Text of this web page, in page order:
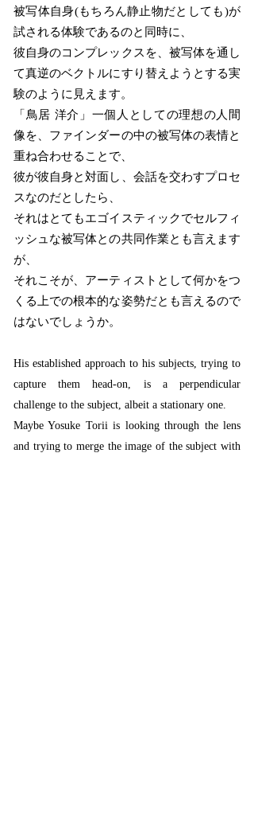
被写体自身(もちろん静止物だとしても)が
試される体験であるのと同時に、
彼自身のコンプレックスを、被写体を通し
て真逆のベクトルにすり替えようとする実
験のように見えます。
「鳥居 洋介」一個人としての理想の人間
像を、ファインダーの中の被写体の表情と
重ね合わせることで、
彼が彼自身と対面し、会話を交わすプロセ
スなのだとしたら、
それはとてもエゴイスティックでセルフィ
ッシュな被写体との共同作業とも言えます
が、
それこそが、アーティストとして何かをつ
くる上での根本的な姿勢だとも言えるので
はないでしょうか。
His established approach to his subjects, trying to
capture them head-on, is a perpendicular
challenge to the subject, albeit a stationary one.
Maybe Yosuke Torii is looking through the lens
and trying to merge the image of the subject with